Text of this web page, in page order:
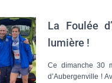
La Foulée
lumière !
Ce dimanche 30
d’Aubergenville !